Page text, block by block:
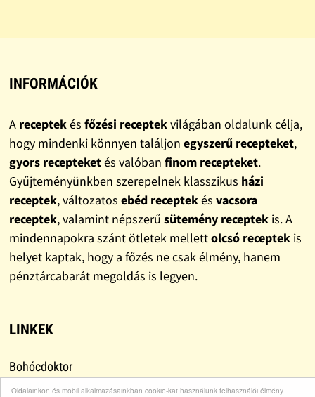
Oldalainkon és mobil alkalmazásainkban cookie-kat használunk felhasználói élmény
INFORMÁCIÓK
A receptekés főzési receptekvilágában oldalunk célja,
hogy mindenki könnyen találjon egyszerű recepteket,
gyors recepteketés valóban finom recepteket.
Gyűjteményünkben szerepelnek klasszikus házi
receptek, változatos ebéd receptekés vacsora
receptek, valamint népszerű sütemény receptekis. A
mindennapokra szánt ötletek mellettolcsó receptekis
helyet kaptak, hogy a főzés ne csak élmény, hanem
pénztárcabarát megoldás is legyen.
LINKEK
Bohócdoktor
1% Adó felajánlás